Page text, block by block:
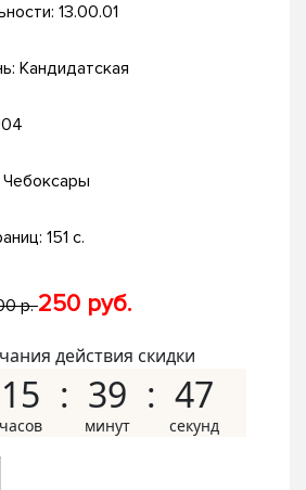
13.00.01
Кандидатская
Чебоксары
151 с.
р.250 руб.
действия скидки
15 39 46